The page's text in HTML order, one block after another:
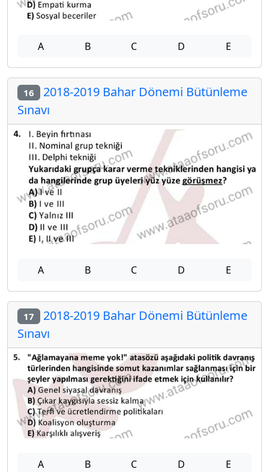
A B C D E
16 2018-2019 Bahar Dönemi Bütünleme
Sınavı
A B C D E
17 2018-2019 Bahar Dönemi Bütünleme
Sınavı
A B C D E